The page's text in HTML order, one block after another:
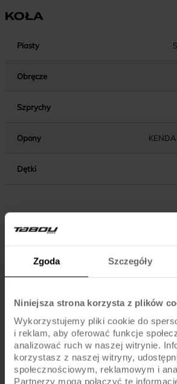
Zgoda Szczegóły
Niniejsza strona korzysta z plików
Wykorzystujemy pliki cookie do
i reklam, aby oferować funkcje
analizować ruch w naszej witrynie.
korzystasz z naszej witryny,
społecznościowym, reklamowym i
Partnerzy mogą połączyć te
KOŁA
Piasty
Obręcze
Szprychy
Opony
Dętki
KOMPONENTY
Hamulce
160MM
Błotniki
Pedały